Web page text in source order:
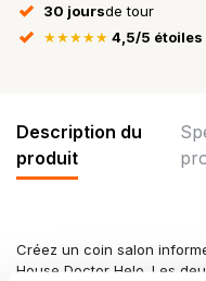
30 joursde tour
★★★★★ 4,5/5 étoiles
Description du
produit
Créez un coin salon
House Doctor Helo. Les